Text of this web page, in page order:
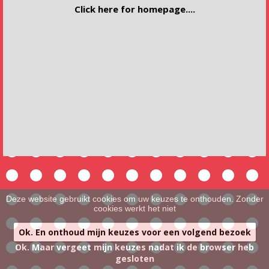
Click here for homepage....
Deze website gebruikt cookies om uw keuzes te onthouden. Zonder
cookies werkt het niet
Ok. En onthoud mijn keuzes voor een volgend bezoek
Ok. Maar vergeet mijn keuzes nadat ik de browser heb
gesloten